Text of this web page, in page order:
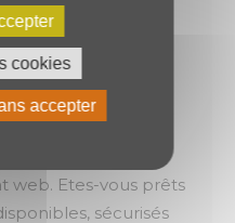
loin ! 💡
12 septembre 2024
de prendre en
vos infrastructures.
pour notre
web. Etes-vous prêts
sécurisés
cookies
accepter